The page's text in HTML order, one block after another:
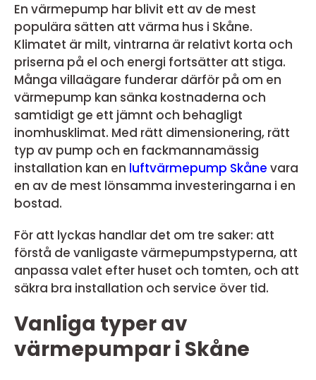
En värmepump har blivit ett av de mest
populära sätten att värma hus i Skåne.
Klimatet är milt, vintrarna är relativt korta och
priserna på el och energi fortsätter att stiga.
Många villaägare funderar därför på om en
värmepump kan sänka kostnaderna och
samtidigt ge ett jämnt och behagligt
inomhusklimat. Med rätt dimensionering, rätt
typ av pump och en fackmannamässig
installation kan en luftvärmepump Skåne vara
en av de mest lönsamma investeringarna i en
bostad.
För att lyckas handlar det om tre saker: att
förstå de vanligaste värmepumpstyperna, att
anpassa valet efter huset och tomten, och att
säkra bra installation och service över tid.
Vanliga typer av
värmepumpar i Skåne